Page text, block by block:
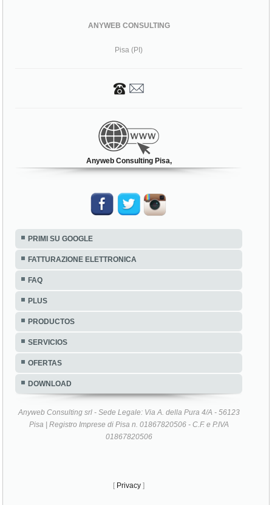
ANYWEB CONSULTING
Pisa (PI)
Anyweb Consulting Pisa,
PRIMI SU GOOGLE
FATTURAZIONE ELETTRONICA
FAQ
PLUS
PRODUCTOS
SERVICIOS
OFERTAS
DOWNLOAD
Anyweb Consulting srl - Sede Legale: Via A. della Pura 4/A - 56123
Pisa | Registro Imprese di Pisa n. 01867820506 - C.F. e P.IVA
01867820506
[ Privacy ]